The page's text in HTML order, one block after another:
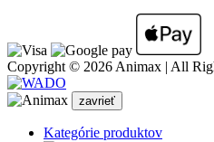
Copyright © 2026 Animax | All
zavrieť
Kategórie produktov